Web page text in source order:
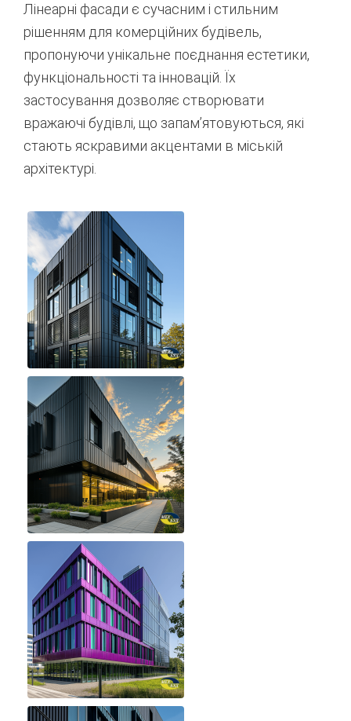
Лінеарні фасади є сучасним і стильним
рішенням для комерційних будівель,
пропонуючи унікальне поєднання естетики,
функціональності та інновацій. Їх
застосування дозволяє створювати
вражаючі будівлі, що запам’ятовуються, які
стають яскравими акцентами в міській
архітектурі.